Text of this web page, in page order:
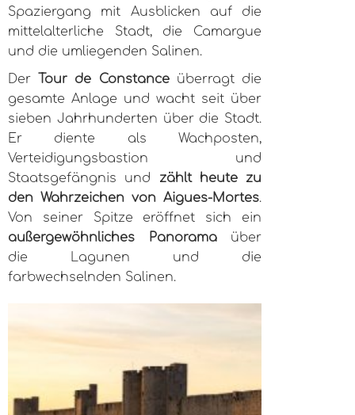
Spaziergang mit Ausblicken auf die
mittelalterliche Stadt, die Camargue
und die umliegenden Salinen.
Der
Tour de Constanceüberragt die
gesamte Anlage und wacht seit über
sieben Jahrhunderten über die Stadt.
Er diente als Wachposten,
Verteidigungsbastion und
Staatsgefängnis und zählt heute zu
den Wahrzeichen von Aigues-Mortes.
Von seiner Spitze eröffnet sich ein
außergewöhnliches Panoramaüber
die Lagunen und die
farbwechselnden Salinen.